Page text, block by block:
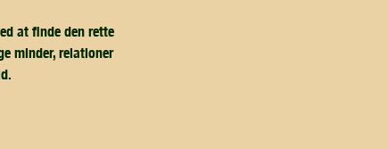
at finde den rette
minder, relationer